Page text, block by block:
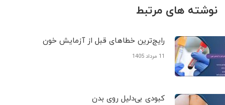
نوشته های مرتبط
رایج‌ترین خطاهای قبل از آزمایش خون
11 مرداد 1405
کبودی‌ بی‌دلیل روی بدن